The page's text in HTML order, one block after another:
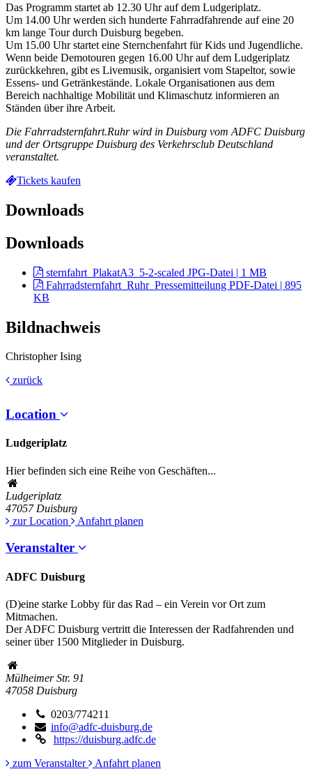
Das Programm startet ab 12.30 Uhr auf dem Ludgeriplatz.
Um 14.00 Uhr werden sich hunderte Fahrradfahrende auf eine 20
km lange Tour durch Duisburg begeben.
Um 15.00 Uhr startet eine Sternchenfahrt für Kids und Jugendliche.
Wenn beide Demotouren gegen 16.00 Uhr auf dem Ludgeriplatz
zurückkehren, gibt es Livemusik, organisiert vom Stapeltor, sowie
Essens- und Getränkestände. Lokale Organisationen aus dem
Bereich nachhaltige Mobilität und Klimaschutz informieren an
Ständen über ihre Arbeit.
Die Fahrradsternfahrt.Ruhr wird in Duisburg vom ADFC Duisburg
und der Ortsgruppe Duisburg des Verkehrsclub Deutschland
veranstaltet.
Tickets kaufen
Downloads
Downloads
sternfahrt_PlakatA3_5-2-scaled JPG-Datei | 1 MB
Fahrradsternfahrt_Ruhr_Pressemitteilung PDF-Datei | 895
KB
Bildnachweis
Christopher Ising
zurück
Location
Ludgeriplatz
Hier befinden sich eine Reihe von Geschäften...
Ludgeriplatz
47057 Duisburg
zur Location
Anfahrt planen
Veranstalter
ADFC Duisburg
(D)eine starke Lobby für das Rad – ein Verein vor Ort zum
Mitmachen.
Der ADFC Duisburg vertritt die Interessen der Radfahrenden und
seiner über 1500 Mitglieder in Duisburg.
Mülheimer Str. 91
47058 Duisburg
0203/774211
info@adfc-duisburg.de
https://duisburg.adfc.de
zum Veranstalter
Anfahrt planen